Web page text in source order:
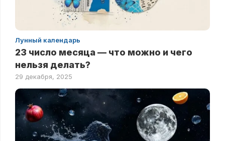
Лунный календарь
23 число месяца — что можно и чего
нельзя делать?
29 декабря, 2025